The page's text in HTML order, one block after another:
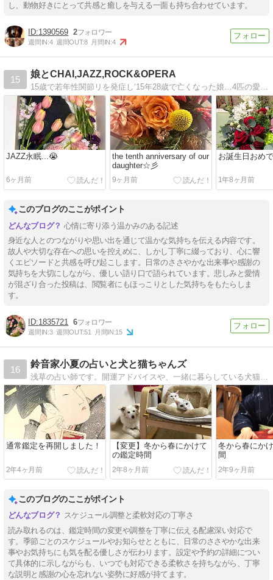
し、動物好きにとって共感と癒しを与える一面も持ち合わせています。
1390569 2
週間IN:4 週間OUT:8 月間IN:4
15
娘とCHAI,JAZZ,ROCK&OPERA
JAZZ永眠...😭
6ヶ月前
the tenth anniversary of our
daughter☆彡
9ヶ月前
お誕生日おめ
1年8ヶ月前
このブログのここがポイント
心情に寄り添う温かみのある記述
身近な人とのつながりや思い出を通じて温かな気持ちを伝える内容です。
故人や大切な存在への思いを控えめに、しかし丁寧に綴っており、心に響
くエピソードと共感を呼び起こします。日常のささやかな出来事や感謝の
気持ちを大切にしながら、優しい語り口で語られています。悲しみと愛情
が混ざり合った投稿は、閲覧者にもほっこりとした気持ちをもたらしま
す。
1835721 6
週間IN:3 週間OUT:51 月間IN:15
16
鈴音家小夏の占いと犬と猫ちゃんズ
通常鑑定を再開しました！
2年4ヶ月前
【変更】冬から春にかけて
の鑑定時間
2年8ヶ月前
冬から春にか
間
2年9ヶ月前
このブログのここがポイント
スケジュール調整と柔軟対応の丁寧さ
読み取れるのは、鑑定時間の変更や調整を丁寧に伝える配慮深い対応で
す。季節ごとのスケジュールやお知らせとともに、日常のささやかな出来
事やお気持ちにも気を配る優しさが伝わります。設定や予約の詳細につい
て具体的に示しながらも、いつでも対応できる柔軟さを持ちながら、丁寧
な説明と感謝の心を忘れない姿勢に好感が持てます。